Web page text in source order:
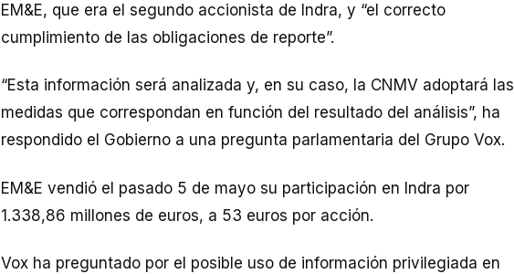
EM&E, que era el segundo accionista de Indra, y “el correcto
cumplimiento de las obligaciones de reporte”.
“Esta información será analizada y, en su caso, la CNMV adoptará las
medidas que correspondan en función del resultado del análisis”, ha
respondido el Gobierno a una pregunta parlamentaria del Grupo Vox.
EM&E vendió el pasado 5 de mayo su participación en Indra por
1.338,86 millones de euros, a 53 euros por acción.
Vox ha preguntado por el posible uso de información privilegiada en